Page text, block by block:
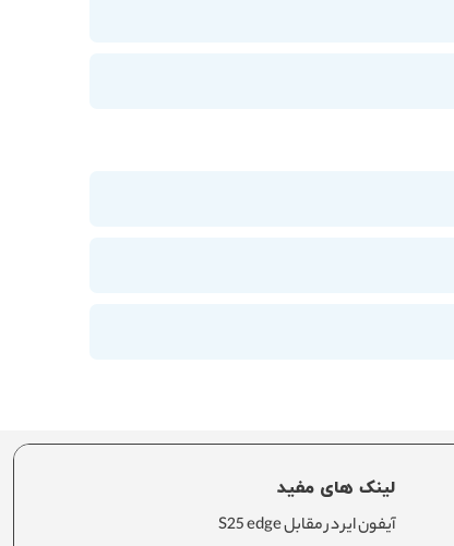
لینک های مفید
آیفون ایر در مقابل S25 edge